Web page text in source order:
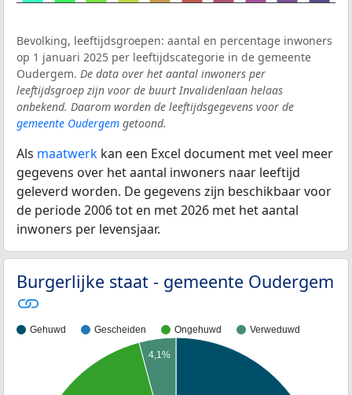
Bevolking, leeftijdsgroepen: aantal en percentage inwoners
op 1 januari 2025 per leeftijdscategorie in de gemeente
Oudergem. De data over het aantal inwoners per
leeftijdsgroep zijn voor de buurt Invalidenlaan helaas
onbekend. Daarom worden de leeftijdsgegevens voor de
gemeente Oudergem getoond.
Als maatwerk kan een Excel document met veel meer
gegevens over het aantal inwoners naar leeftijd
geleverd worden. De gegevens zijn beschikbaar voor
de periode 2006 tot en met 2026 met het aantal
inwoners per levensjaar.
Burgerlijke staat - gemeente Oudergem
Gehuwd Gescheiden Ongehuwd Verweduwd
4,1%